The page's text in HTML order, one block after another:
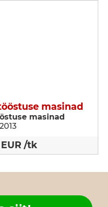
masinad
masinad
/tk